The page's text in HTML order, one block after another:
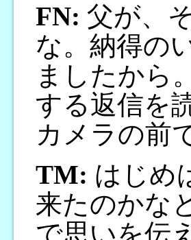
FN: 父が、
な。納得の
ましたから
する返信を
カメラの前
TM: はじめ
来たのかな
で思いを伝